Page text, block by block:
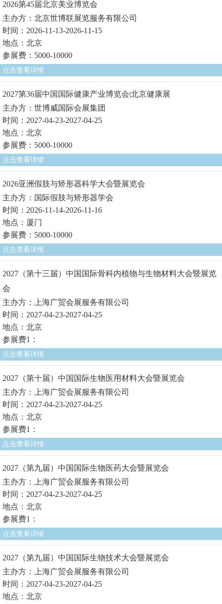
2026第45届北京美业博览会
主办方：北京世博联展览服务有限公司
时间：2026-11-13-2026-11-15
地点：北京
参展费：5000-10000
点击查看详情
2027第36届中国国际健康产业博览会|北京健康展
主办方：世博威国际会展集团
时间：2027-04-23-2027-04-25
地点：北京
参展费：5000-10000
点击查看详情
2026亚洲假肢与矫形器科学大会暨展览会
主办方：国际假肢与矫形器学会
时间：2026-11-14-2026-11-16
地点：厦门
参展费：5000-10000
点击查看详情
2027（第十三届）中国国际骨科内植物与生物材料大会暨展览
会
主办方：上海广贸会展服务有限公司
时间：2027-04-23-2027-04-25
地点：北京
参展费1：
点击查看详情
2027（第十届）中国国际生物医用材料大会暨展览会
主办方：上海广贸会展服务有限公司
时间：2027-04-23-2027-04-25
地点：北京
参展费1：
点击查看详情
2027（第九届）中国国际生物医药大会暨展览会
主办方：上海广贸会展服务有限公司
时间：2027-04-23-2027-04-25
地点：北京
参展费1：
点击查看详情
2027（第九届）中国国际生物技术大会暨展览会
主办方：上海广贸会展服务有限公司
时间：2027-04-23-2027-04-25
地点：北京